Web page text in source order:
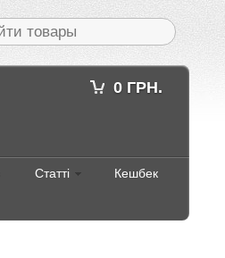
0 ГРН.
Статті Кешбек